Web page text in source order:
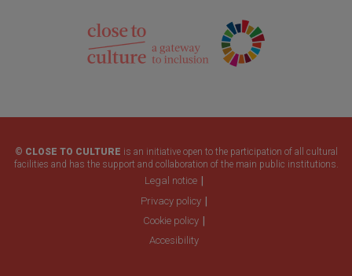
© CLOSE TO CULTURE is an initiative open to the participation of all cultural
facilities and has the support and collaboration of the main public institutions.
Legal notice
Privacy policy
Cookie policy
Accesibility